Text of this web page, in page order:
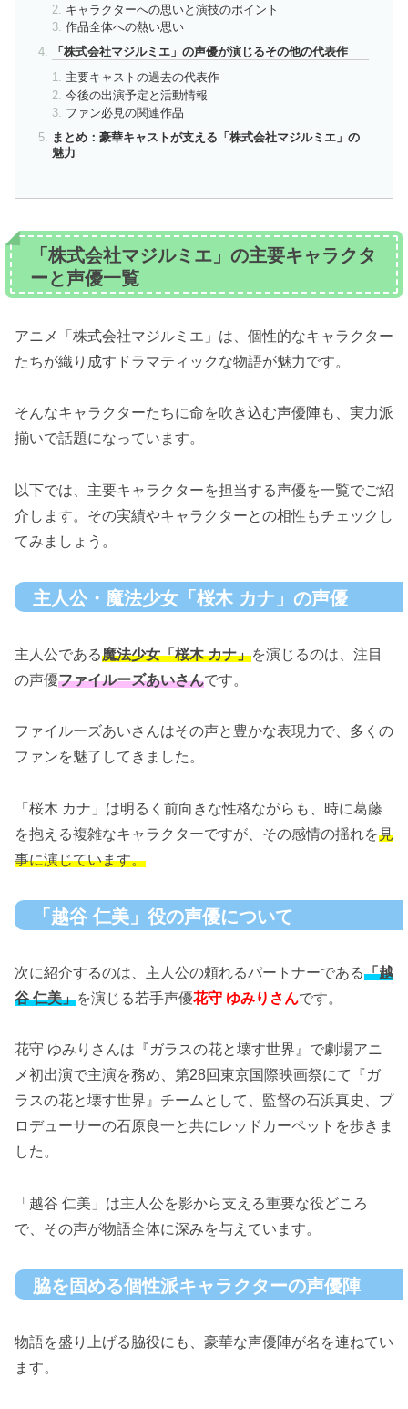
キャラクターへの思いと演技のポイント
作品全体への熱い思い
「株式会社マジルミエ」の声優が演じるその他の代表作
主要キャストの過去の代表作
今後の出演予定と活動情報
ファン必見の関連作品
まとめ：豪華キャストが支える「株式会社マジルミエ」の
魅力
「株式会社マジルミエ」の主要キャラクタ
ーと声優一覧
アニメ「株式会社マジルミエ」は、個性的なキャラクター
たちが織り成すドラマティックな物語が魅力です。
そんなキャラクターたちに命を吹き込む声優陣も、実力派
揃いで話題になっています。
以下では、主要キャラクターを担当する声優を一覧でご紹
介します。その実績やキャラクターとの相性もチェックし
てみましょう。
主人公・魔法少女「桜木 カナ」の声優
主人公である魔法少女「桜木 カナ」を演じるのは、注目
の声優ファイルーズあいさんです。
ファイルーズあいさんはその声と豊かな表現力で、多くの
ファンを魅了してきました。
「桜木 カナ」は明るく前向きな性格ながらも、時に葛藤
を抱える複雑なキャラクターですが、その感情の揺れを見
事に演じています。
「越谷 仁美」役の声優について
次に紹介するのは、主人公の頼れるパートナーである「越
谷 仁美」を演じる若手声優花守 ゆみりさんです。
花守 ゆみりさんは『ガラスの花と壊す世界』で劇場アニ
メ初出演で主演を務め、第28回東京国際映画祭にて『ガ
ラスの花と壊す世界』チームとして、監督の石浜真史、プ
ロデューサーの石原良一と共にレッドカーペットを歩きま
した。
「越谷 仁美」は主人公を影から支える重要な役どころ
で、その声が物語全体に深みを与えています。
脇を固める個性派キャラクターの声優陣
物語を盛り上げる脇役にも、豪華な声優陣が名を連ねてい
ます。